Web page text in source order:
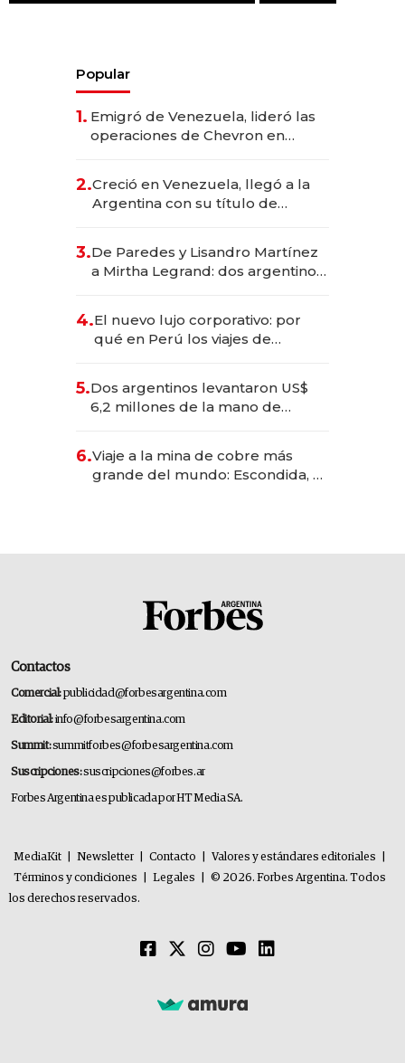
Popular
1. Emigró de Venezuela, lideró las
operaciones de Chevron en
2.Creció en Venezuela, llegó a la
Argentina con su título de
las marcas "fast premium"
3.De Paredes y Lisandro Martínez
a Mirtha Legrand: dos argentinos
4.El nuevo lujo corporativo: por
qué en Perú los viajes de
para convertirse en experiencias
transformadoras
5.Dos argentinos levantaron US$
6,2 millones de la mano de
6.Viaje a la mina de cobre más
grande del mundo: Escondida, el
Contactos
Comercial:publicidad@forbesargentina.com
Editorial:info@forbesargentina.com
Summit:summitforbes@forbesargentina.com
Suscripciones:suscripciones@forbes.ar
Forbes Argentina es publicada por HT Media SA.
MediaKit Newsletter Contacto Valores y estándares editoriales
Términos y condiciones
Legales
© 2026. Forbes Argentina. Todos
los derechos reservados.